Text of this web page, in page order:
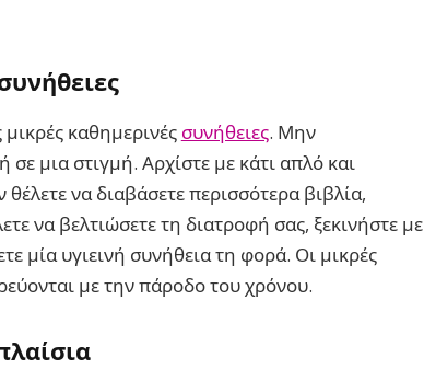
καθημερινές συνήθειες. Μην
μια στιγμή. Αρχίστε με κάτι απλό και
να διαβάσετε περισσότερα βιβλία,
να βελτιώσετε τη διατροφή σας, ξεκινήστε με
μία υγιεινή συνήθεια τη φορά. Οι μικρές
με την πάροδο του χρόνου.